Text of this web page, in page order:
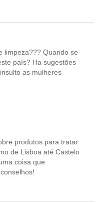
limpeza??? Quando se
país? Ha sugestões
as mulheres
produtos para tratar
de Lisboa até Castelo
coisa que